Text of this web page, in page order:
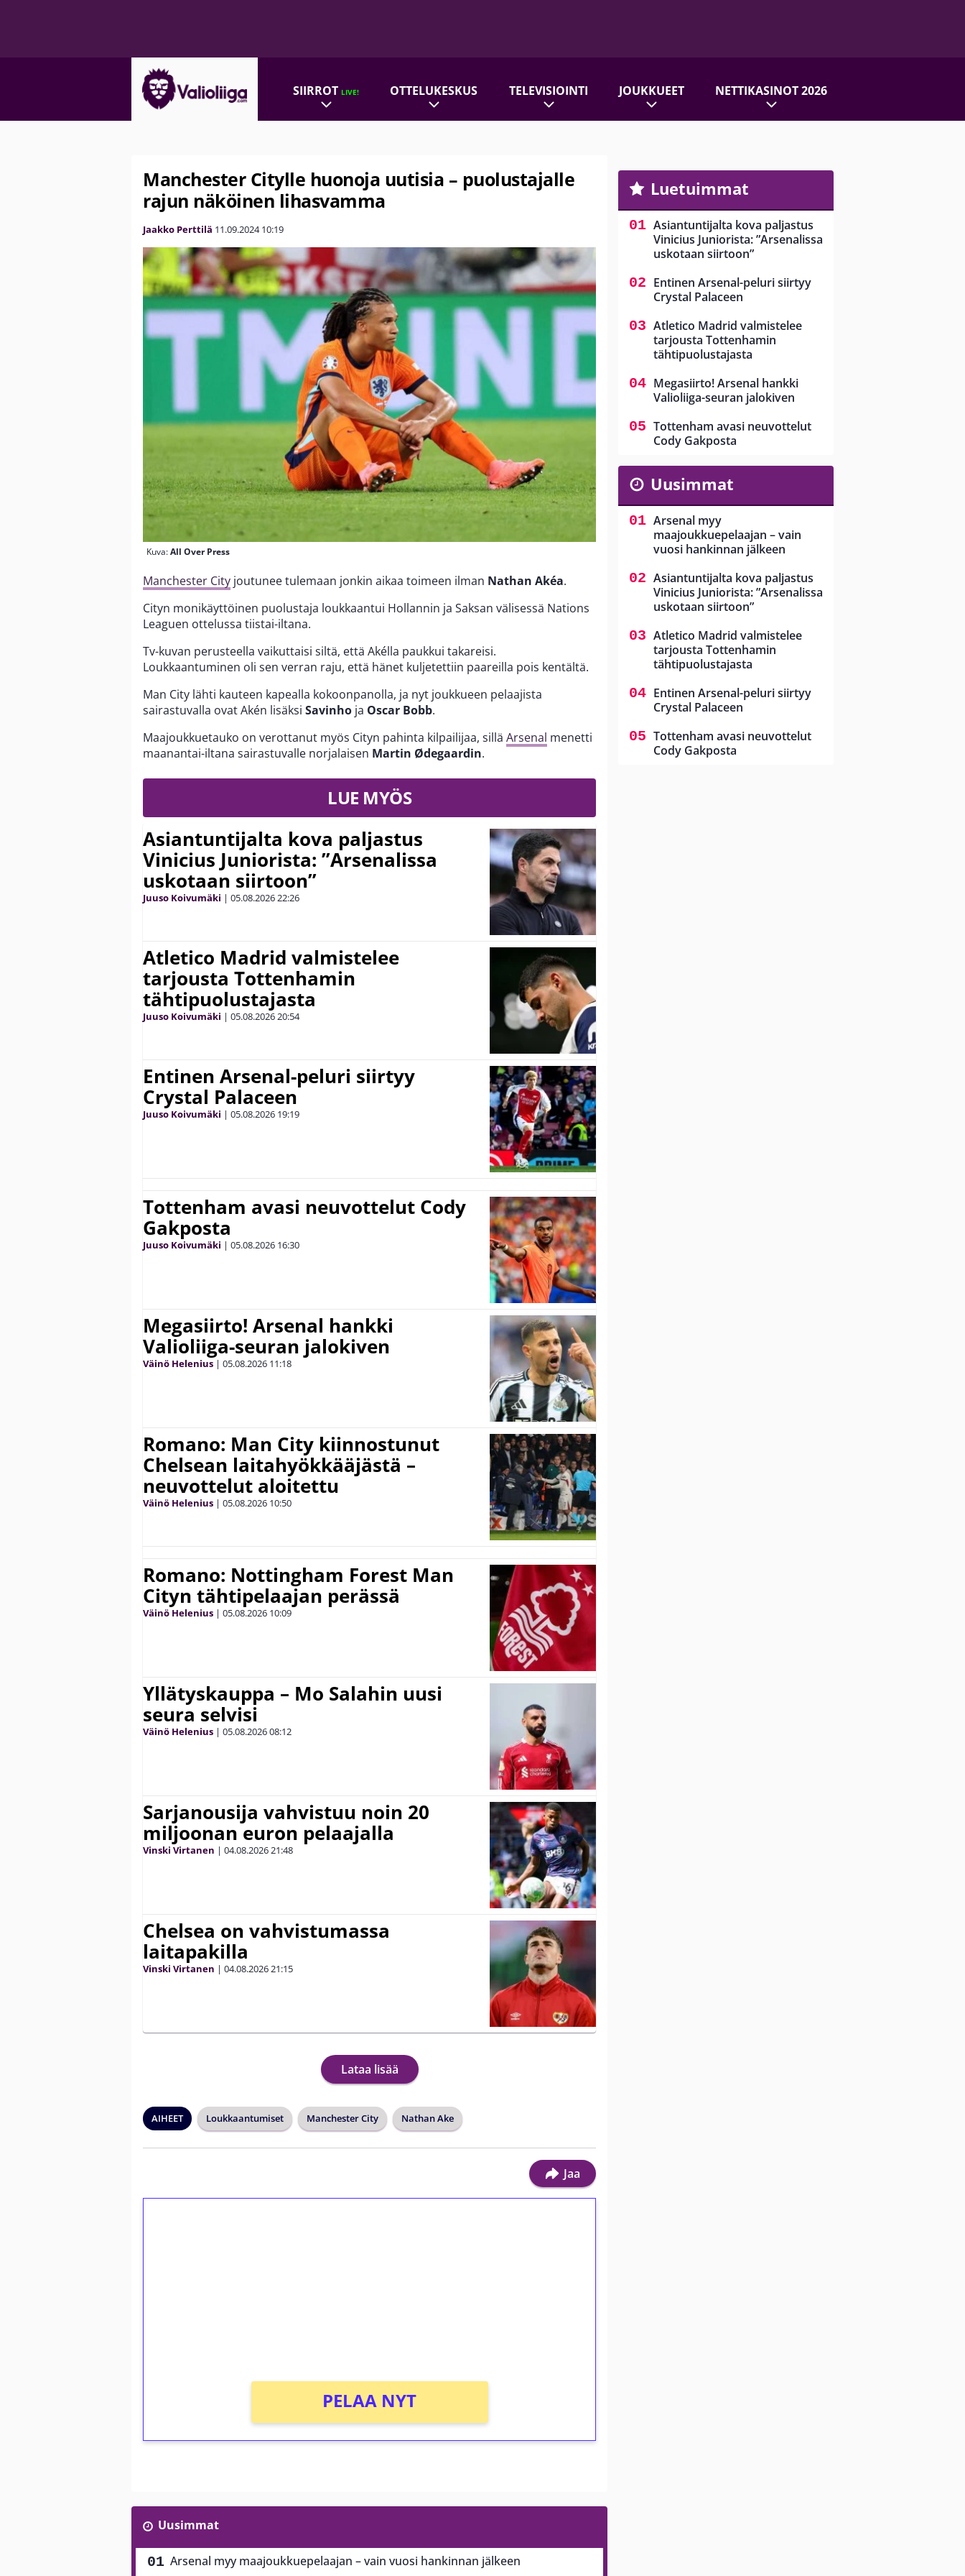
SIIRROTLIVE! OTTELUKESKUS TELEVISIOINTI JOUKKUEET NETTIKASINOT 2026
Manchester Citylle huonoja uutisia – puolustajalle
rajun näköinen lihasvamma
Jaakko Perttilä 11.09.2024 10:19
Kuva:All Over Press
Manchester City joutunee tulemaan jonkin aikaa toimeen ilman Nathan Akéa.
Cityn monikäyttöinen puolustaja loukkaantui Hollannin ja Saksan välisessä Nations
Leaguen ottelussa tiistai-iltana.
Tv-kuvan perusteella vaikuttaisi siltä, että Akélla paukkui takareisi.
Loukkaantuminen oli sen verran raju, että hänet kuljetettiin paareilla pois kentältä.
Man City lähti kauteen kapealla kokoonpanolla, ja nyt joukkueen pelaajista
sairastuvalla ovat Akén lisäksi Savinho ja Oscar Bobb.
Maajoukkuetauko on verottanut myös Cityn pahinta kilpailijaa, sillä Arsenal menetti
maanantai-iltana sairastuvalle norjalaisen Martin Ødegaardin.
LUE MYÖS
Asiantuntijalta kova paljastus
Vinicius Juniorista: ”Arsenalissa
uskotaan siirtoon”
Juuso Koivumäki | 05.08.202622:26
Atletico Madrid valmistelee
tarjousta Tottenhamin
tähtipuolustajasta
Juuso Koivumäki | 05.08.202620:54
Entinen Arsenal-peluri siirtyy
Crystal Palaceen
Juuso Koivumäki | 05.08.2026 19:19
Tottenham avasi neuvottelut Cody
Gakposta
Juuso Koivumäki | 05.08.2026 16:30
Megasiirto! Arsenal hankki
Valioliiga-seuran jalokiven
Väinö Helenius | 05.08.2026 11:18
Romano: Man City kiinnostunut
Chelsean laitahyökkääjästä –
neuvottelut aloitettu
Väinö Helenius | 05.08.2026 10:50
Romano: Nottingham Forest Man
Cityn tähtipelaajan perässä
Väinö Helenius | 05.08.2026 10:09
Yllätyskauppa – Mo Salahin uusi
seura selvisi
Väinö Helenius | 05.08.202608:12
Sarjanousija vahvistuu noin 20
miljoonan euron pelaajalla
Vinski Virtanen | 04.08.202621:48
Chelsea on vahvistumassa
laitapakilla
Vinski Virtanen | 04.08.202621:15
Lataa lisää
AIHEET Loukkaantumiset Manchester City Nathan Ake
Jaa
PELAA NYT
Uusimmat
Arsenal myy maajoukkuepelaajan – vain vuosi hankinnan jälkeen
Luetuimmat
Asiantuntijalta kova paljastus
Vinicius Juniorista: ”Arsenalissa
uskotaan siirtoon”
Entinen Arsenal-peluri siirtyy
Crystal Palaceen
Atletico Madrid valmistelee
tarjousta Tottenhamin
tähtipuolustajasta
Megasiirto! Arsenal hankki
Valioliiga-seuran jalokiven
Tottenham avasi neuvottelut
Cody Gakposta
Uusimmat
Arsenal myy
maajoukkuepelaajan – vain
vuosi hankinnan jälkeen
Asiantuntijalta kova paljastus
Vinicius Juniorista: ”Arsenalissa
uskotaan siirtoon”
Atletico Madrid valmistelee
tarjousta Tottenhamin
tähtipuolustajasta
Entinen Arsenal-peluri siirtyy
Crystal Palaceen
Tottenham avasi neuvottelut
Cody Gakposta